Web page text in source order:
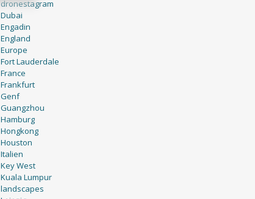
dronestagram
Dubai
Engadin
England
Europe
Fort Lauderdale
France
Frankfurt
Genf
Guangzhou
Hamburg
Hongkong
Houston
Italien
Key West
Kuala Lumpur
landscapes